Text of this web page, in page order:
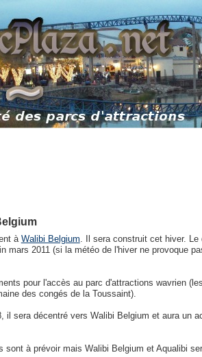
à Walibi Belgium. Il sera construit cet hiver. Le
mars 2011 (si la météo de l'hiver ne provoque
pour l'accès au parc d'attractions wavrien
des congés de la Toussaint).
il sera décentré vers Walibi Belgium et aura un
à prévoir mais Walibi Belgium et Aqualibi